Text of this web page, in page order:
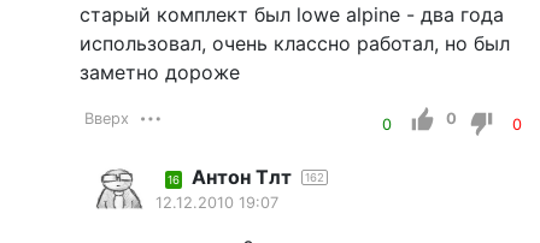
старый комплект был lowe alpine - два года
использовал, очень классно работал, но был
заметно дороже
Вверх 0 0 0
16 Антон Тлт 162
12.12.2010 19:07